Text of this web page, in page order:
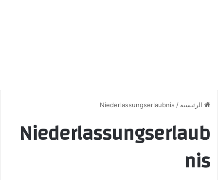
الرئيسية /
Niederlassungserlaubnis
Niederlassungserlaub
nis